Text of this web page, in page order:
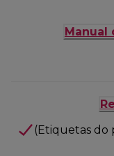
Manual
(Etiquetas